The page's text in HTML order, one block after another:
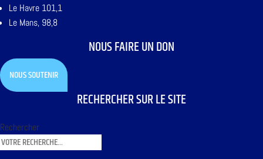
Le Havre 101,1
Le Mans, 98,8
NOUS FAIRE UN DON
NOUS SOUTENIR
RECHERCHER SUR LE SITE
Rechercher